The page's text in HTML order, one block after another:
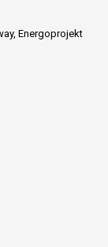
Energoprojekt